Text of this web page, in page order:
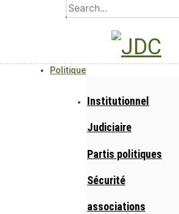
Politique
Institutionnel
Judiciaire
Partis politiques
Sécurité
associations